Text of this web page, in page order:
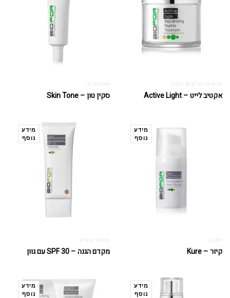
טיפוח ושיקום העור
אקטיב לייט – Active Light
מחדשים
סקין טון – Skin Tone
מידע
נוסף
אקנה
קיור – Kure
מידע
נוסף
חסמי שמש
מקדם הגנה – SPF 30 עם גוון
מידע
נוסף
מידע
נוסף